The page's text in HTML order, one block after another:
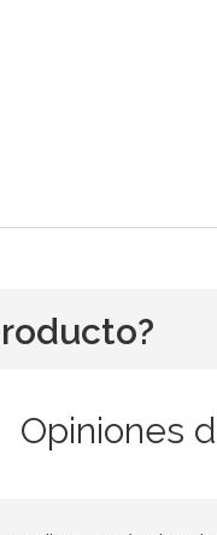
Opiniones